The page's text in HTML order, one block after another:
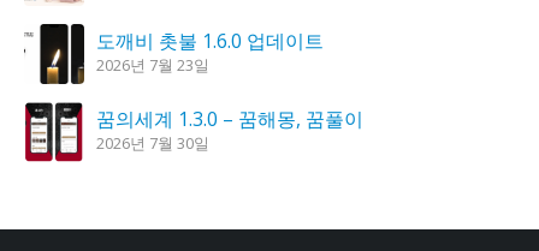
도깨비 촛불 1.6.0 업데이트
2026년 7월 23일
꿈의세계 1.3.0 – 꿈해몽, 꿈풀이
2026년 7월 30일